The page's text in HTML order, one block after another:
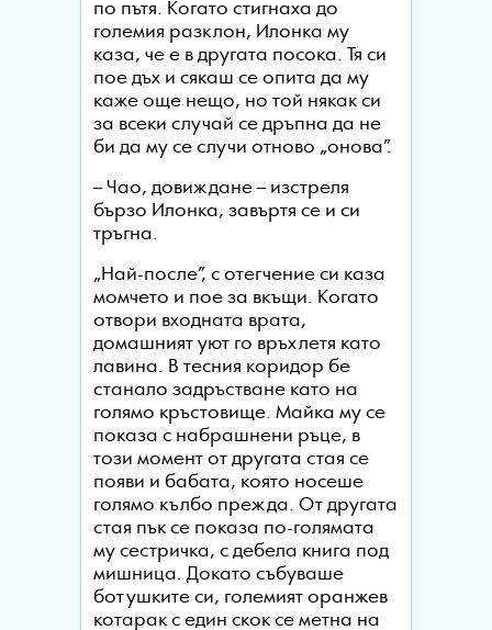
по пътя. Когато стигнаха до
големия разклон, Илонка му
каза, че е в другата посока. Тя си
пое дъх и сякаш се опита да му
каже още нещо, но той някак си
за всеки случай се дръпна да не
би да му се случи отново „онова”.
– Чао, довиждане – изстреля
бързо Илонка, завъртя се и си
тръгна.
„Най-после”, с отегчение си каза
момчето и пое за вкъщи. Когато
отвори входната врата,
домашният уют го връхлетя като
лавина. В тесния коридор бе
станало задръстване като на
голямо кръстовище. Майка му се
показа с набрашнени ръце, в
този момент от другата стая се
появи и бабата, която носеше
голямо кълбо прежда. От другата
стая пък се показа по-голямата
му сестричка, с дебела книга под
мишница. Докато събуваше
ботушките си, големият оранжев
котарак с един скок се метна на